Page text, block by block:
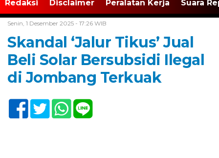
Redaksi Disclaimer Peralatan Kerja Suara
Senin, 1 Desember 2025 - 17:26 WIB
Skandal ‘Jalur Tikus’ Jual
Beli Solar Bersubsidi Ilegal
di Jombang Terkuak